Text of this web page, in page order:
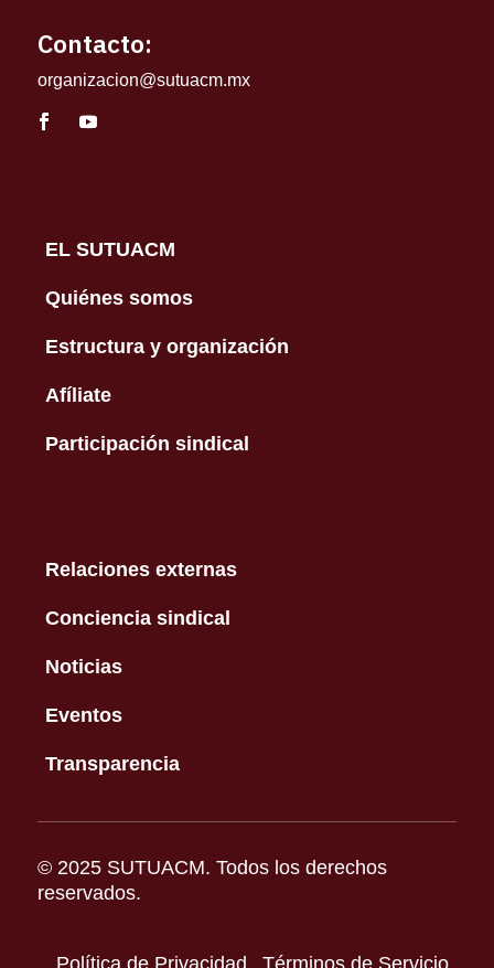
Contacto:
organizacion@sutuacm.mx
EL SUTUACM
Quiénes somos
Estructura y organización
Afíliate
Participación sindical
Relaciones externas
Conciencia sindical
Noticias
Eventos
Transparencia
© 2025 SUTUACM. Todos los derechos
reservados.